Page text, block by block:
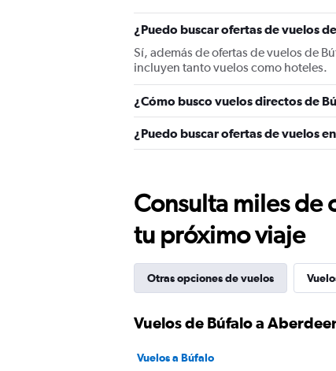
¿Puedo buscar ofertas de vuelos
Sí, además de ofertas de vuelos de
incluyen tanto vuelos como hoteles.
¿Cómo busco vuelos directos de
¿Puedo buscar ofertas de vuelos
Consulta miles de
tu próximo viaje
Otras opciones de vuelos
Vuelos de Búfalo a
Vuelos a Búfalo